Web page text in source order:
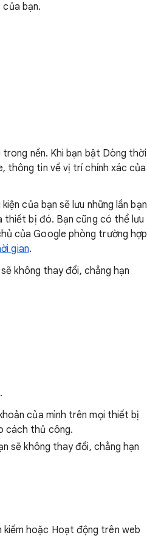
bạn.
nền. Khi bạn bật Dòng thời
thông tin về vị trí chính xác của
của bạn sẽ lưu những lần bạn
thiết bị đó. Bạn cũng có thể lưu
của Google phòng trường hợp
gian.
không thay đổi, chẳng hạn
của mình trên mọi thiết bị
cách thủ công.
sẽ không thay đổi, chẳng hạn
kiếm hoặc Hoạt động trên web